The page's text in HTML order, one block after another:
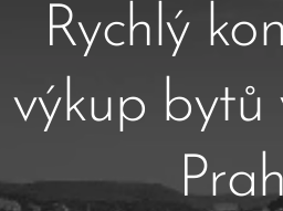
Rychlý
výkup bytů